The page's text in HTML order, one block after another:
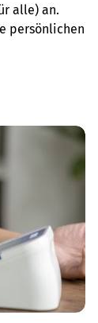
alle) an.
persönlichen